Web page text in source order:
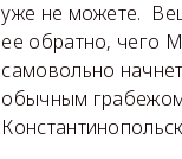
уже не можете.
ее обратно, чего
самовольно
обычным